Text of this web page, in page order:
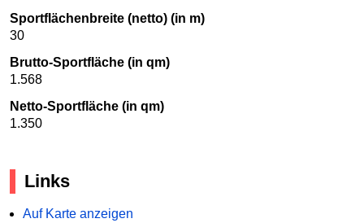
Sportflächenbreite (netto) (in m)
30
Brutto-Sportfläche (in qm)
1.568
Netto-Sportfläche (in qm)
1.350
Links
Auf Karte anzeigen